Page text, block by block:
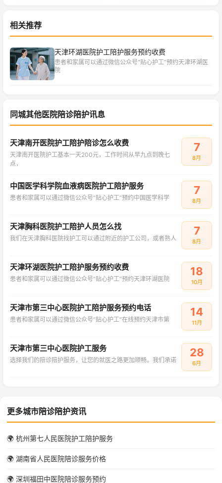
相关推荐
天津环湖医院护工陪护服务预约收费
患者和家属可以通过微信公众号“贴心护工”预约天津环湖医
院
同城其他医院陪诊陪护讯息
天津南开医院护工陪护陪诊怎么收费
天津南开医院护工基本一天200元，工作时间从早九点到晚七
点，
7
8月
中国医学科学院血液病医院护工陪护服务
患者和家属可以通过微信公众号“贴心护工”预约中国医学科学
7
8月
天津胸科医院护工陪护人员怎么找
我们在天津胸科医院找护工可以通过附近的护工公司，或者熟人
7
8月
天津环湖医院护工陪护服务预约收费
患者和家属可以通过微信公众号“贴心护工”预约天津环湖医院
18
10月
天津市第三中心医院护工陪护服务预约电话
患者和家属可以通过微信公众号“贴心护工”在线预约天津市第
14
11月
天津市第三中心医院护工服务
选择我们的陪诊陪护服务，让您的就医之路更加顺畅。我们承诺
28
6月
更多城市陪诊陪护资讯
🌍 杭州第七人民医院护工陪护服务
🌍 湖南省人民医院陪诊服务价格
🌍 深圳福田中医院陪诊服务预约